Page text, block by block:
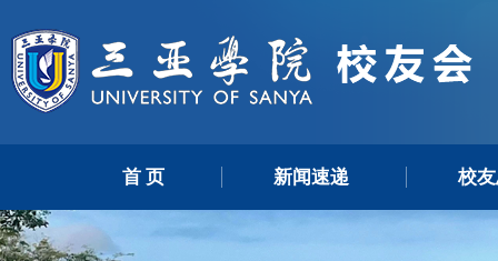
首 页 新闻速递 校